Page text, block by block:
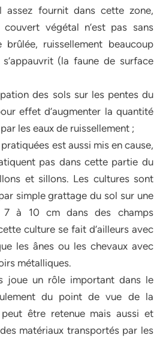
assez fournit dans cette zone,
végétal n’est pas sans
brûlée, ruissellement beaucoup
(la faune de surface
des sols sur les pentes du
effet d’augmenter la quantité
les eaux de ruissellement ;
est aussi mis en cause,
pas dans cette partie du
et sillons. Les cultures sont
simple grattage du sol sur une
7 à 10 cm dans des champs
culture se fait d’ailleurs avec
les ânes ou les chevaux avec
métalliques.
joue un rôle important dans le
du point de vue de la
être retenue mais aussi et
matériaux transportés par les